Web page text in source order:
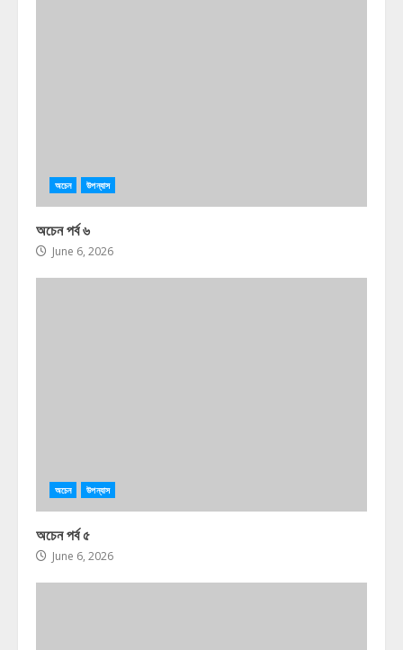
অচেন উপন্যাস
অচেন পর্ব ৬
June 6, 2026
অচেন উপন্যাস
অচেন পর্ব ৫
June 6, 2026